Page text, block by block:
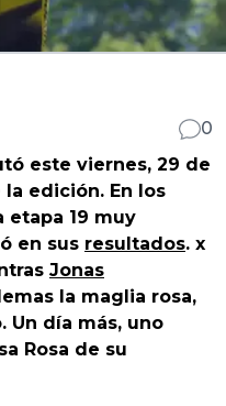
0
este viernes, 29 de
edición. En los
etapa 19 muy
en sus resultados. x
Jonas
la maglia rosa,
Un día más, uno
Rosa de su